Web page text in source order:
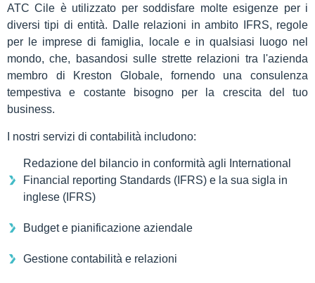
ATC Cile è utilizzato per soddisfare molte esigenze per i
diversi tipi di entità. Dalle relazioni in ambito IFRS, regole
per le imprese di famiglia, locale e in qualsiasi luogo nel
mondo, che, basandosi sulle strette relazioni tra l'azienda
membro di Kreston Globale, fornendo una consulenza
tempestiva e costante bisogno per la crescita del tuo
business.
I nostri servizi di contabilità includono:
Redazione del bilancio in conformità agli International
Financial reporting Standards (IFRS) e la sua sigla in
inglese (IFRS)
Budget e pianificazione aziendale
Gestione contabilità e relazioni